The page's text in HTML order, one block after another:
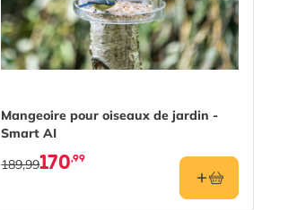
Mangeoire pour oiseaux de jardin -
Smart AI
170,99
189,99